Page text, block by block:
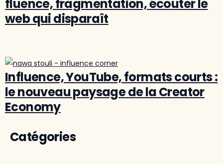
fluence, fragmentation, écouter le
web qui disparaît
Influence, YouTube, formats courts :
le nouveau paysage de la Creator
Economy
Catégories